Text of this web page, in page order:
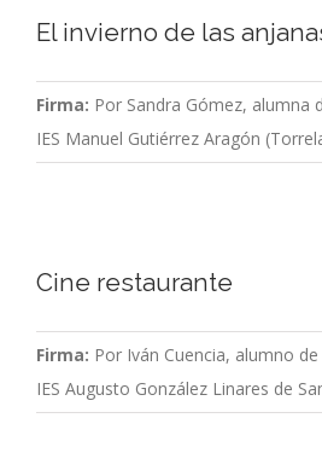
El invierno de las
Firma: Por Sandra Gómez, alumna
IES Manuel Gutiérrez Aragón
Cine restaurante
Firma: Por Iván Cuencia, alumno
IES Augusto González Linares de